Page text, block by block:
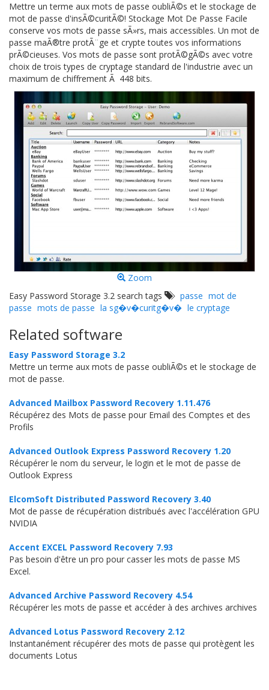
Mettre un terme aux mots de passe oubliÃ©s et le stockage de
mot de passe d'insÃ©curitÃ©! Stockage Mot De Passe Facile
conserve vos mots de passe sÃ»rs, mais accessibles. Un mot de
passe maÃ®tre protÃ¨ge et crypte toutes vos informations
prÃ©cieuses. Vos mots de passe sont protÃ©gÃ©s avec votre
choix de trois types de cryptage standard de l'industrie avec un
maximum de chiffrement Ã 448 bits.
Zoom
Easy Password Storage 3.2 search tags
passe mot de
passe mots de passe la sg�v�curitg�v� le cryptage
Related software
Easy Password Storage 3.2
Mettre un terme aux mots de passe oubliÃ©s et le stockage de
mot de passe.
Advanced Mailbox Password Recovery 1.11.476
Récupérez des Mots de passe pour Email des Comptes et des
Profils
Advanced Outlook Express Password Recovery 1.20
Récupérer le nom du serveur, le login et le mot de passe de
Outlook Express
ElcomSoft Distributed Password Recovery 3.40
Mot de passe de récupération distribués avec l'accélération GPU
NVIDIA
Accent EXCEL Password Recovery 7.93
Pas besoin d'être un pro pour casser les mots de passe MS
Excel.
Advanced Archive Password Recovery 4.54
Récupérer les mots de passe et accéder à des archives archives
Advanced Lotus Password Recovery 2.12
Instantanément récupérer des mots de passe qui protègent les
documents Lotus